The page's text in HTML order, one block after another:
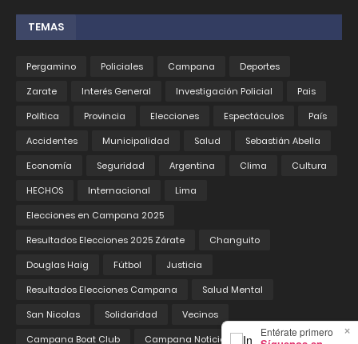
×
Entérate primero
TEMAS
Pergamino Policiales Campana
Deportes
Zarate
Interés General Investigación Policial
Pais
Política
Provincia Elecciones Espectáculos
País
Accidentes
Municipalidad Salud
Sebastián Abella
Economía
Seguridad Argentina Clima
Cultura
HECHOS
Internacional
Lima
Elecciones en Campana 2025
Resultados Elecciones 2025 Zárate
Changuito
Douglas Haig
Fútbol
Justicia
Resultados Elecciones Campana
Salud Mental
San Nicolas
Solidaridad
Vecinos
Campana Boat Club
Campana Noticias Educación